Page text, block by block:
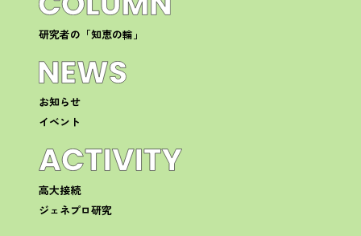
研究者の「知恵の輪」
お知らせ
イベント
高大接続
ジェネプロ研究